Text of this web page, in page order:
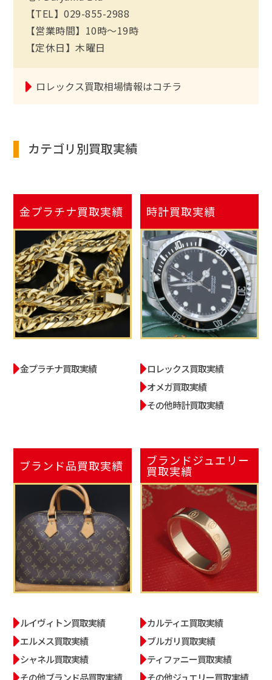
【TEL】029-855-2988
【営業時間】10時～19時
【定休日】木曜日
ロレックス買取相場情報はコチラ
カテゴリ別買取実績
金プラチナ買取実績
金プラチナ買取実績
時計買取実績
ロレックス買取実績
オメガ買取実績
その他時計買取実績
ブランド品買取実績
ルイヴィトン買取実績
エルメス買取実績
シャネル買取実績
その他ブランド品買取実績
ブランドジュエリー
買取実績
カルティエ買取実績
ブルガリ買取実績
ティファニー買取実績
その他ジュエリー買取実績